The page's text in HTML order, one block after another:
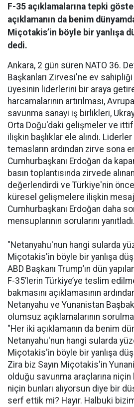
F-35 açıklamalarına tepki
açıklamanın da benim
Miçotakis’in böyle bir yanlışa
dedi.
Ankara, 2 gün süren NATO 36.
Başkanları Zirvesi'ne ev sahipliği
üyesinin liderlerini bir araya
harcamalarının artırılması,
savunma sanayi iş birlikleri,
Orta Doğu'daki gelişmeler ve
ilişkin başlıklar ele alındı.
temasların ardından zirve sona
Cumhurbaşkanı Erdoğan da
basın toplantısında zirvede
değerlendirdi ve Türkiye'nin
küresel gelişmelere ilişkin
Cumhurbaşkanı Erdoğan daha
mensuplarının sorularını yanıtladı.
"Netanyahu'nun hangi sularda
Miçotakis'in böyle bir yanlışa
ABD Başkanı Trump’ın dün
F-35’lerin Türkiye’ye teslim
bakmasını açıklamasının
Netanyahu ve Yunanistan
olumsuz açıklamalarının
"Her iki açıklamanın da benim
Netanyahu'nun hangi sularda
Miçotakis'in böyle bir yanlışa
Zira biz Sayın Miçotakis'in
olduğu savunma araçlarına niçin
niçin bunları alıyorsun diye bir
serf ettik mi? Hayır. Halbuki